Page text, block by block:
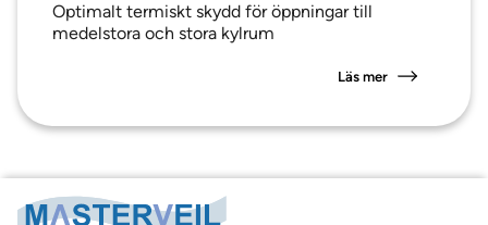
Optimalt termiskt skydd för öppningar till
medelstora och stora kylrum
Läs mer